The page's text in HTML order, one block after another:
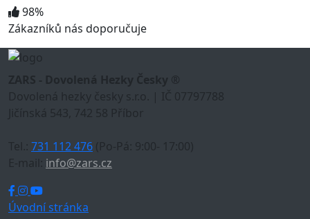
98%
Zákazníků nás doporučuje
ZARS - Dovolená Hezky Česky ®
Dovolená hezky česky s.r.o. | IČ 07797788
Jičínská 543, 742 58 Příbor
Tel.: 731 112 476 (Po-Pá: 9:00- 17:00)
E-mail: info@zars.cz
Úvodní stránka